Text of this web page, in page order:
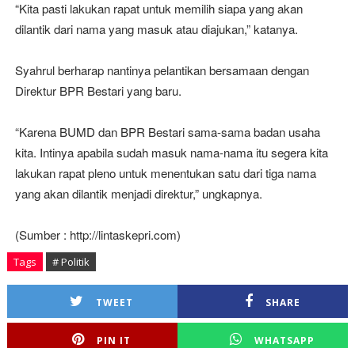
“Kita pasti lakukan rapat untuk memilih siapa yang akan
dilantik dari nama yang masuk atau diajukan,” katanya.
Syahrul berharap nantinya pelantikan bersamaan dengan
Direktur BPR Bestari yang baru.
“Karena BUMD dan BPR Bestari sama-sama badan usaha
kita. Intinya apabila sudah masuk nama-nama itu segera kita
lakukan rapat pleno untuk menentukan satu dari tiga nama
yang akan dilantik menjadi direktur,” ungkapnya.
(Sumber : http://lintaskepri.com)
Tags # Politik
TWEET SHARE
PIN IT WHATSAPP